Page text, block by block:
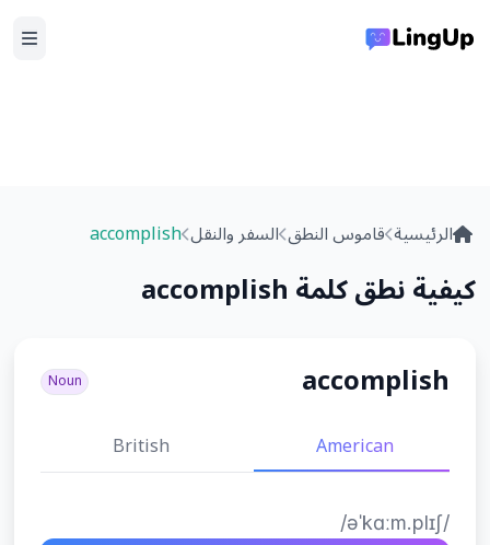
الرئيسية قاموس النطق السفر والنقل accomplish
كيفية نطق كلمة accomplish
accomplish
Noun
American
British
/əˈkɑːm.plɪʃ/